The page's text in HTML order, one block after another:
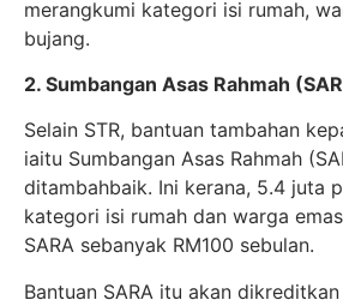
merangkumi kategori isi rumah,
bujang.
2. Sumbangan Asas Rahmah
Selain STR, bantuan tambahan
iaitu Sumbangan Asas Rahmah
ditambahbaik. Ini kerana, 5.4 juta
kategori isi rumah dan warga
SARA sebanyak RM100 sebulan.
Bantuan SARA itu akan